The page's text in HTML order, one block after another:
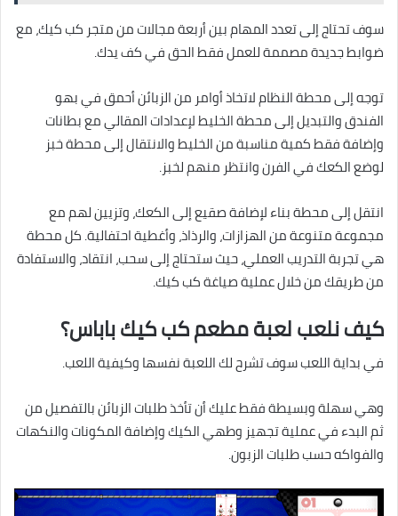
سوف تحتاج إلى تعدد المهام بين أربعة مجالات من متجر كب كيك، مع
ضوابط جديدة مصممة للعمل فقط الحق في كف يدك.
توجه إلى محطة النظام لاتخاذ أوامر من الزبائن أحمق في بهو
الفندق والتبديل إلى محطة الخليط لإعدادات المقالي مع بطانات
وإضافة فقط كمية مناسبة من الخليط والانتقال إلى محطة خبز
لوضع الكعك في الفرن وانتظر منهم لخبز.
انتقل إلى محطة بناء لإضافة صقيع إلى الكعك، وتزيين لهم مع
مجموعة متنوعة من الهزازات، والرذاذ، وأغطية احتفالية. كل محطة
هي تجربة التدريب العملي، حيث ستحتاج إلى سحب، انتقاد، والاستفادة
من طريقك من خلال عملية صياغة كب كيك.
كيف نلعب لعبة مطعم كب كيك باباس؟
في بداية اللعب سوف تشرح لك اللعبة نفسها وكيفية اللعب.
وهي سهلة وبسيطة فقط عليك أن تأخذ طلبات الزبائن بالتفصيل من
ثم البدء في عملية تجهيز وطهي الكيك وإضافة المكونات والنكهات
والفواكه حسب طلبات الزبون.